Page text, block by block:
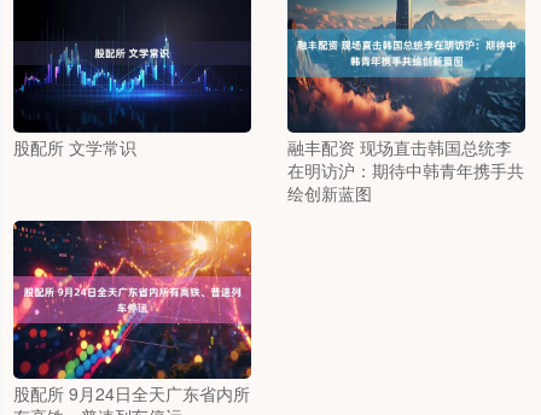
股配所 文学常识
融丰配资 现场直击韩国总统李
在明访沪：期待中韩青年携手共
绘创新蓝图
股配所 9月24日全天广东省内所